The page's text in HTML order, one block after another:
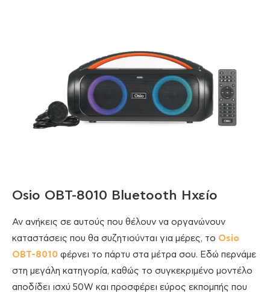
Osio OBT-8010 Bluetooth Ηχείο
Αν ανήκεις σε αυτούς που θέλουν να οργανώνουν
καταστάσεις που θα συζητιούνται για μέρες, το Osio
OBT-8010 φέρνει το πάρτυ στα μέτρα σου. Εδώ περνάμε
στη μεγάλη κατηγορία, καθώς το συγκεκριμένο μοντέλο
αποδίδει ισχύ 50W και προσφέρει εύρος εκπομπής που